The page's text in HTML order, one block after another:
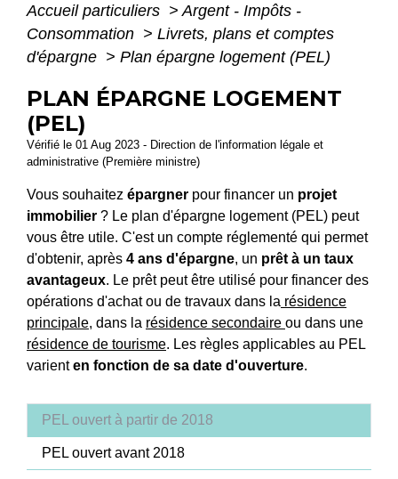
Accueil particuliers > Argent - Impôts -
Consommation > Livrets, plans et comptes
d'épargne > Plan épargne logement (PEL)
PLAN ÉPARGNE LOGEMENT
(PEL)
Vérifié le 01 Aug 2023 - Direction de l'information légale et
administrative (Première ministre)
Vous souhaitez épargner pour financer un projet
immobilier ? Le plan d'épargne logement (PEL) peut
vous être utile. C'est un compte réglementé qui permet
d'obtenir, après 4 ans d'épargne, un prêt à un taux
avantageux. Le prêt peut être utilisé pour financer des
opérations d'achat ou de travaux dans la résidence
principale, dans la résidence secondaire ou dans une
résidence de tourisme. Les règles applicables au PEL
varienten fonction de sa date d'ouverture.
PEL ouvert à partir de 2018
PEL ouvert avant 2018